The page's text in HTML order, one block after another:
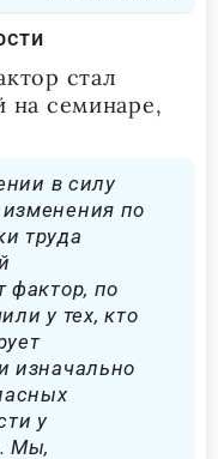
стал
на семинаре,
в силу
по
труда
фактор, по
у тех, кто
изначально
у
Мы,